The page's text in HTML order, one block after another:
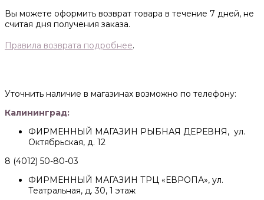
Вы можете оформить возврат товара в течение 7 дней, не
считая дня получения заказа.
Правила возврата подробнее.
Уточнить наличие в магазинах возможно по телефону:
Калининград:
ФИРМЕННЫЙ МАГАЗИН РЫБНАЯ ДЕРЕВНЯ, ул.
Октябрьская, д. 12
8 (4012) 50-80-03
ФИРМЕННЫЙ МАГАЗИН ТРЦ «ЕВРОПА», ул.
Театральная, д. 30, 1 этаж